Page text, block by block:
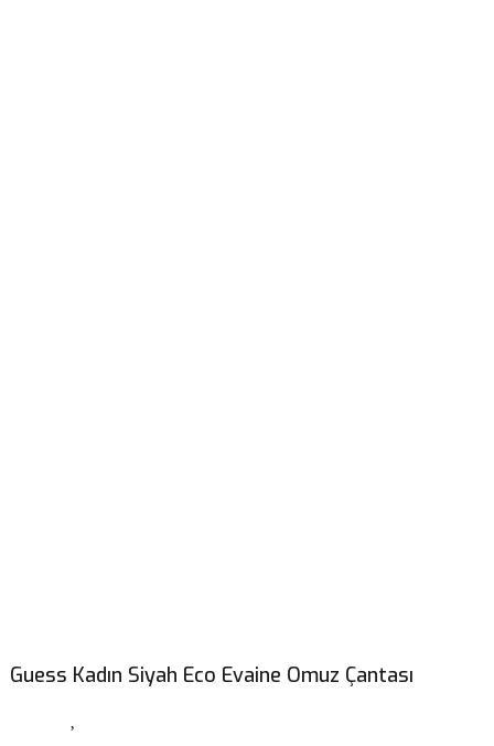
Guess Kadın Siyah Eco Evaine Omuz Çantası